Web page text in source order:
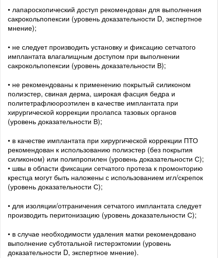
• лапароскопический доступ рекомендован для выполнения
сакрокольпопексии (уровень доказательности D, экспертное
мнение);
• не следует производить установку и фиксацию сетчатого
имплантата влагалищным доступом при выполнении
сакрокольпопексии (уровень доказательности В);
• не рекомендованы к применению покрытый силиконом
полиэстер, свиная дерма, широкая фасция бедра и
политетрафлюороэтилен в качестве имплантата при
хирургической коррекции пролапса тазовых органов
(уровень доказательности В);
• в качестве имплантата при хирургической коррекции ПТО
рекомендован к использованию полиэстер (без покрытия
силиконом) или полипропилен (уровень доказательности С);
• швы в области фиксации сетчатого протеза к промонторию
крестца могут быть наложены с использованием игл/скрепок
(уровень доказательности С);
• для изоляции/отграничения сетчатого имплантата следует
производить перитонизацию (уровень доказательности С);
• в случае необходимости удаления матки рекомендовано
выполнение субтотальной гистерэктомии (уровень
доказательности D, экспертное мнение).